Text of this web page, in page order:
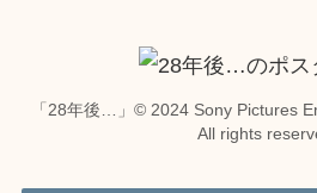
「28年後…」© 2024 Sony Pictures
All rights